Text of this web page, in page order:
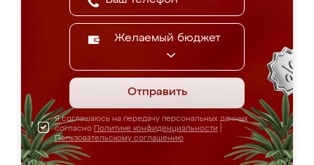
Желаемый бюджет
Отправить
Я соглашаюсь на передачу персональных данных
согласно Политике конфиденциальности
Пользовательскому соглашению